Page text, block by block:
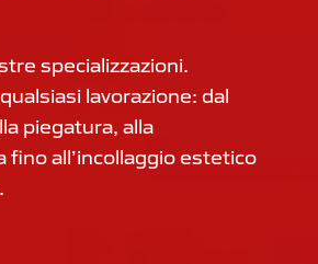
specializzazioni.
lavorazione: dal
piegatura, alla
fino all’incollaggio estetico